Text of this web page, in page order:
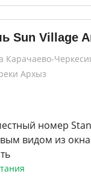
Sun Village
Карачаево-
Архыз
номер
видом из